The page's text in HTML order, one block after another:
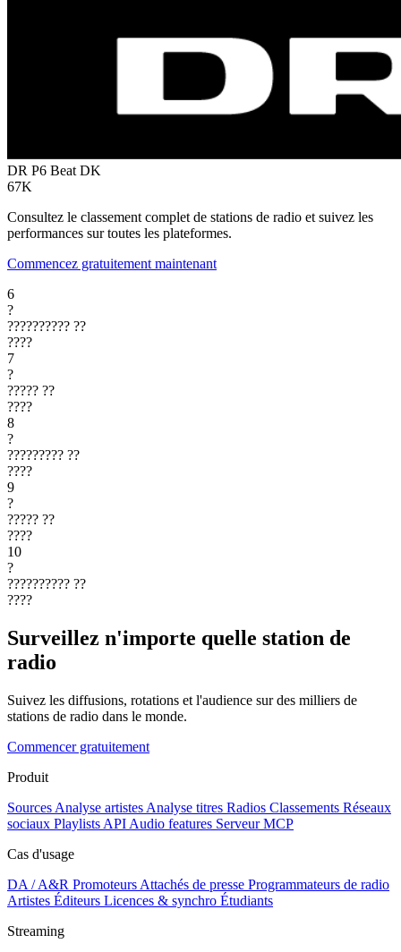
DR P6 Beat DK
67K
Consultez le classement complet de stations de radio et suivez les
performances sur toutes les plateformes.
Commencez gratuitement maintenant
6
?
?????????? ??
????
7
?
????? ??
????
8
?
????????? ??
????
9
?
????? ??
????
10
?
?????????? ??
????
Surveillez n'importe quelle station de
radio
Suivez les diffusions, rotations et l'audience sur des milliers de
stations de radio dans le monde.
Commencer gratuitement
Produit
Sources Analyse artistes Analyse titres Radios Classements Réseaux
sociaux Playlists API Audio features Serveur MCP
Cas d'usage
DA / A&R Promoteurs Attachés de presse Programmateurs de radio
Artistes Éditeurs Licences & synchro Étudiants
Streaming